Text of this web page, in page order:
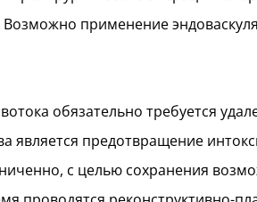
применение
обязательно требуется
является предотвращение
с целью сохранения